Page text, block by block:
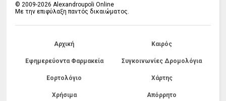
© 2009-2026 Alexandroupoli Online
Με την επιφύλαξη παντός δικαιώματος.
Αρχική Καιρός
Εφημερεύοντα Φαρμακεία Συγκοινωνίες Δρομολόγια
Εορτολόγιο Χάρτης
Χρήσιμα Απόρρητο